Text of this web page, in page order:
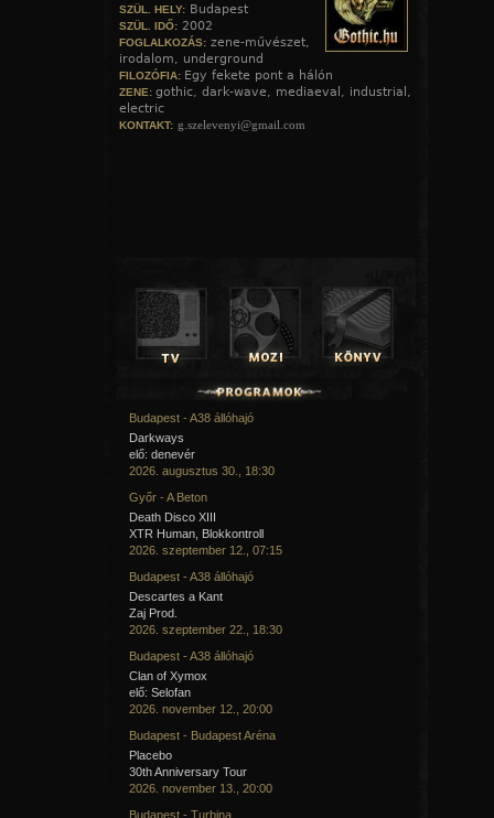
SZÜL. HELY: Budapest
SZÜL. IDŐ: 2002
FOGLALKOZÁS: zene-művészet,
irodalom, underground
FILOZÓFIA: Egy fekete pont a hálón
ZENE: gothic, dark-wave, mediaeval, industrial,
electric
KONTAKT: g.szelevenyi@gmail.com
Budapest - A38 állóhajó
Darkways
elő: denevér
2026. augusztus 30., 18:30
Győr - A Beton
Death Disco XIII
XTR Human, Blokkontroll
2026. szeptember 12., 07:15
Budapest - A38 állóhajó
Descartes a Kant
Zaj Prod.
2026. szeptember 22., 18:30
Budapest - A38 állóhajó
Clan of Xymox
elő: Selofan
2026. november 12., 20:00
Budapest - Budapest Aréna
Placebo
30th Anniversary Tour
2026. november 13., 20:00
Budapest - Turbina